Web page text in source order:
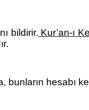
bildirir. Kur’an-ı
bunların hesabı